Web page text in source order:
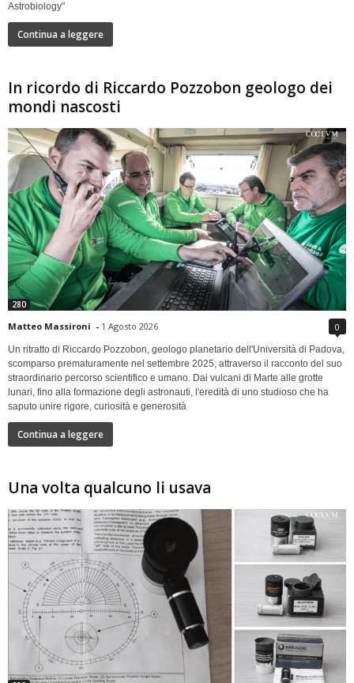
Astrobiology"
Continua a leggere
In ricordo di Riccardo Pozzobon geologo dei
mondi nascosti
280
Matteo Massironi - 1 Agosto 2026 0
Un ritratto di Riccardo Pozzobon, geologo planetario dell'Università di Padova,
scomparso prematuramente nel settembre 2025, attraverso il racconto del suo
straordinario percorso scientifico e umano. Dai vulcani di Marte alle grotte
lunari, fino alla formazione degli astronauti, l'eredità di uno studioso che ha
saputo unire rigore, curiosità e generosità
Continua a leggere
Una volta qualcuno li usava